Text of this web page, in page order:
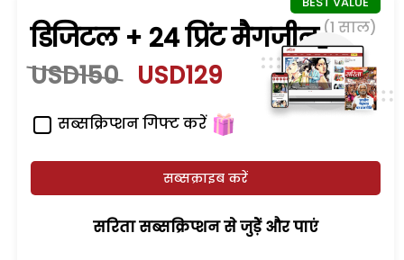
डिजिटल + 24 प्रिंट मैगजीन (1 साल)
USD150 USD129
सब्सक्रिप्शन गिफ्ट करें
सब्सक्राइब करें
सरिता सब्सक्रिप्शन से जुड़ेें और पाएं